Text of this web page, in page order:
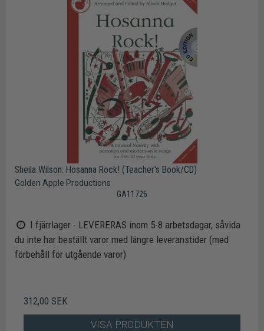
Sheila Wilson: Hosanna Rock! (Teacher's Book/CD)
Golden Apple Productions
GA11726
I fjärrlager - LEVERERAS inom 5-8 arbetsdagar, såvida
du inte har beställt varor med längre leveranstider (med
förbehåll för utgående varor)
312,00 SEK
VISA PRODUKTEN